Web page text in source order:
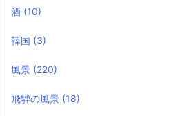
酒 (10)
韓国 (3)
風景 (220)
飛騨の風景 (18)